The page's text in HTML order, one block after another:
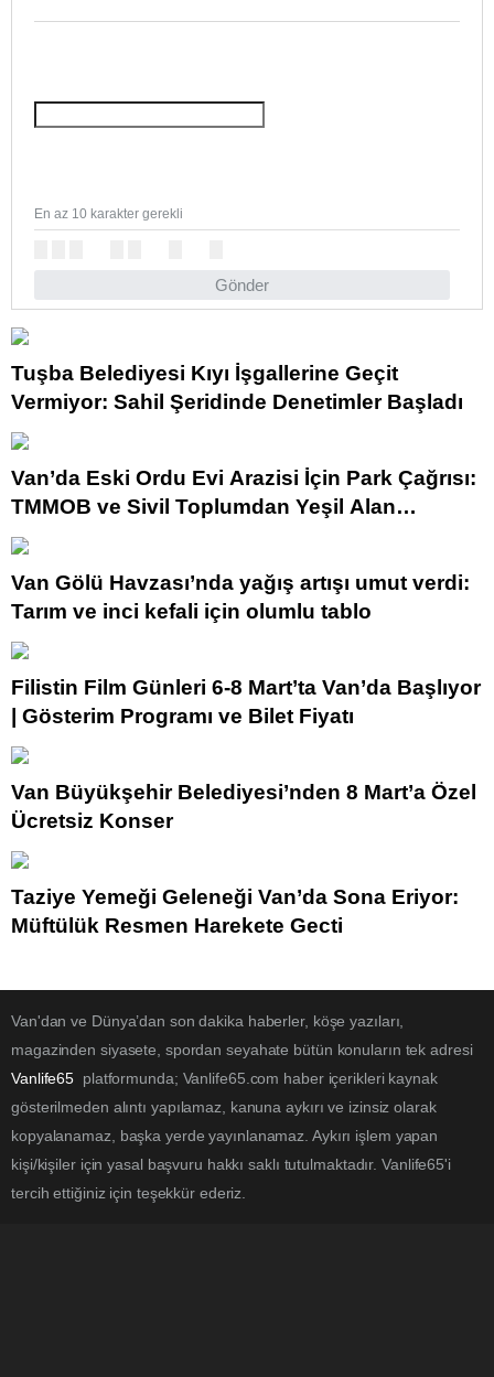
Gönder
En az 10 karakter gerekli
Tuşba Belediyesi Kıyı İşgallerine Geçit
Vermiyor: Sahil Şeridinde Denetimler Başladı
Van’da Eski Ordu Evi Arazisi İçin Park Çağrısı:
TMMOB ve Sivil Toplumdan Yeşil Alan
Vurgusu
Van Gölü Havzası’nda yağış artışı umut verdi:
Tarım ve inci kefali için olumlu tablo
Filistin Film Günleri 6-8 Mart’ta Van’da Başlıyor
| Gösterim Programı ve Bilet Fiyatı
Van Büyükşehir Belediyesi’nden 8 Mart’a Özel
Ücretsiz Konser
Taziye Yemeği Geleneği Van’da Sona Eriyor:
Müftülük Resmen Harekete Geçti
Van'dan ve Dünya’dan son dakika haberler, köşe yazıları,
magazinden siyasete, spordan seyahate bütün konuların tek adresi
Vanlife65 platformunda; Vanlife65.com haber içerikleri kaynak
gösterilmeden alıntı yapılamaz, kanuna aykırı ve izinsiz olarak
kopyalanamaz, başka yerde yayınlanamaz. Aykırı işlem yapan
kişi/kişiler için yasal başvuru hakkı saklı tutulmaktadır. Vanlife65'i
tercih ettiğiniz için teşekkür ederiz.